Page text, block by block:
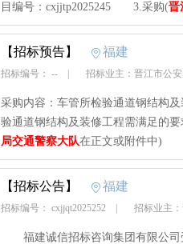
目编号：cxjjtp2025245 3.采购(晋
【招标预告】 福建
招标编号： -- 招标业主：晋江市公
采购内容：车管所检验通道钢结构
验通道钢结构及装修工程需满足的
局交通警察大队在正文或附件中)
【招标公告】 福建
招标编号： cxjjqt2025252 招标业主
福建诚信招标咨询集团有限公司